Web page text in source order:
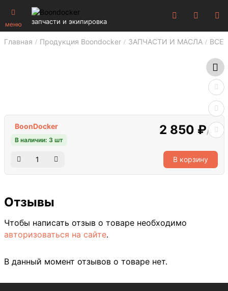
меню запчасти и экипировка
Главная Продукция Boondocker ЗАПЧАСТИ И МАСЛА ВСЕ
BoonDocker
В наличии: 3 шт
2 850 ₽/шт
В корзину
Отзывы
Чтобы написать отзыв о товаре необходимо
авторизоваться на сайте.
В данный момент отзывов о товаре нет.